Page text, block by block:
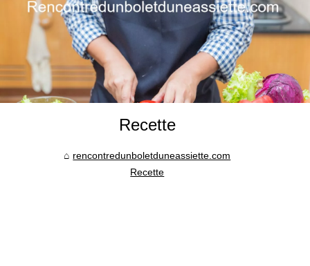
Recette
rencontredunboletduneassiette.com
Recette